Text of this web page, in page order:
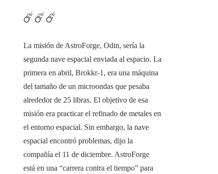
☄️☄️☄️
La misión de AstroForge, Odin, sería la
segunda nave espacial enviada al espacio. La
primera en abril, Brokkr-1, era una máquina
del tamaño de un microondas que pesaba
alrededor de 25 libras. El objetivo de esa
misión era practicar el refinado de metales en
el entorno espacial. Sin embargo, la nave
espacial encontró problemas, dijo la
compañía el 11 de diciembre. AstroForge
está en una “carrera contra el tiempo” para